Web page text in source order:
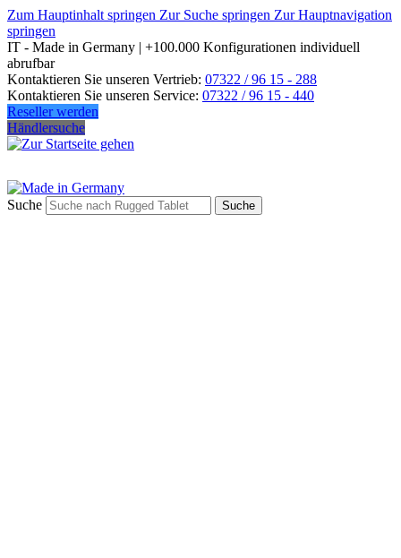
Zum Hauptinhalt springen Zur Suche springen Zur Hauptnavigation
springen
IT - Made in Germany | +100.000 Konfigurationen individuell
abrufbar
Kontaktieren Sie unseren Vertrieb: 07322 / 96 15 - 288
Kontaktieren Sie unseren Service: 07322 / 96 15 - 440
Reseller werden
Händlersuche
Suche Suche